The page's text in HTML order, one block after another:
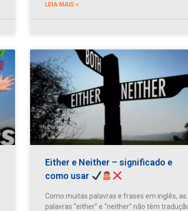
LEIA MAIS »
Either e Neither – significado e
como usar
Como muitas palavras e frases em inglês, as
palavras “either” e “neither” não têm